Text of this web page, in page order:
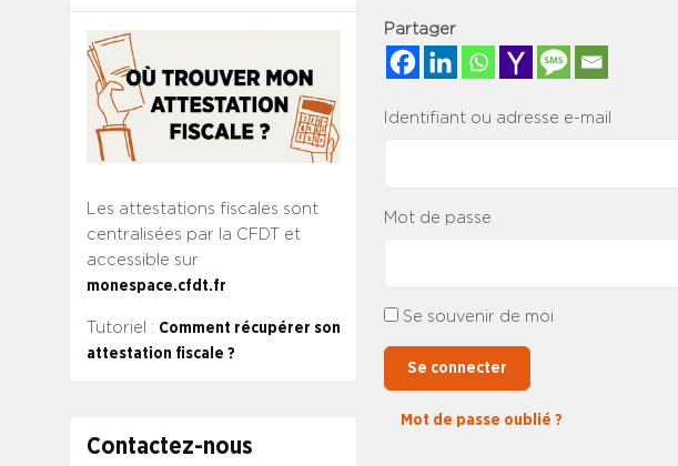
Les attestations fiscales sont
centralisées par la CFDT et
accessible sur
monespace.cfdt.fr
Tutoriel : Comment récupérer son
attestation fiscale ?
Contactez-nous
Partager
Identifiant ou adresse e-mail
Mot de passe
Se souvenir de moi
Se connecter
Mot de passe oublié ?